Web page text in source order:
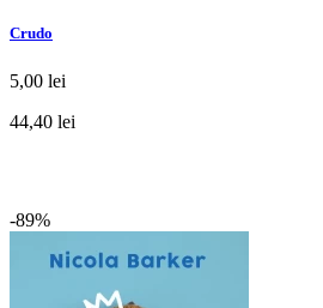
Crudo
5,00 lei
44,40 lei
-89%